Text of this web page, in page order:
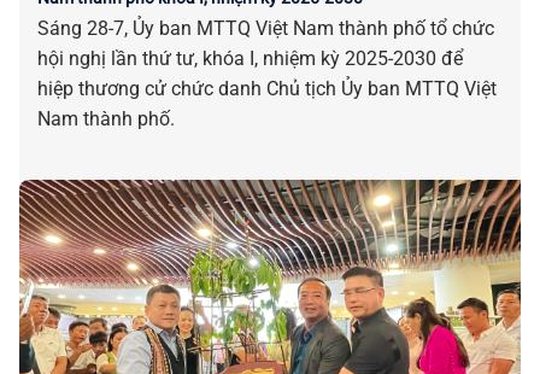
Sáng 28-7, Ủy ban MTTQ Việt Nam thành phố tổ chức
hội nghị lần thứ tư, khóa I, nhiệm kỳ 2025-2030 để
hiệp thương cử chức danh Chủ tịch Ủy ban MTTQ Việt
Nam thành phố.